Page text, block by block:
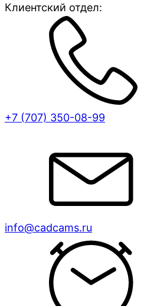
Клиентский отдел:
+7 (707) 350-08-99
info@cadcams.ru